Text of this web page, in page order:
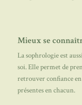
Mieux se
La sophrologie est
soi. Elle permet de
retrouver confiance en
présentes en chacun.